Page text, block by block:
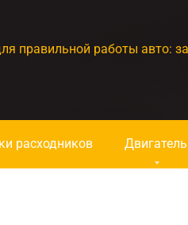
правильной работы авто:
расходников Двигатель